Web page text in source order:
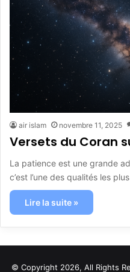
air islam novembre 11, 2025
Versets du Coran
La patience est une grande
c’est l’une des qualités les
Lire la suite »
© Copyright 2026, All Rights